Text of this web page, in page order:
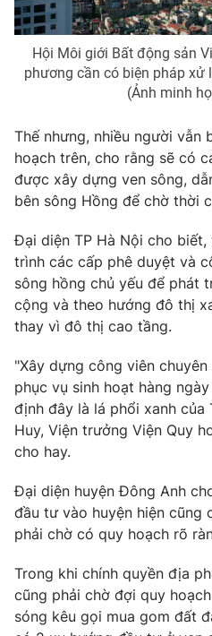
Hội Môi giới Bất động sản
phương cần có biện pháp xử
(Ảnh minh
Thế nhưng, nhiều người vẫn
hoạch trên, cho rằng sẽ có
được xây dựng ven sông,
bên sông Hồng để chờ thời
Đại diện TP Hà Nội cho
trình các cấp phê duyệt và
sông hồng chủ yếu để phát
cộng và theo hướng đô thị
thay vì đô thị cao tầng.
"Xây dựng công viên
phục vụ sinh hoạt hàng
định đây là lá phổi xanh của
Huy, Viện trưởng Viện Quy
cho hay.
Đại diện huyện Đông Anh
đầu tư vào huyện hiện cũng
phải chờ có quy hoạch rõ
Trong khi chính quyền địa
cũng phải chờ đợi quy
sóng kêu gọi mua gom đất